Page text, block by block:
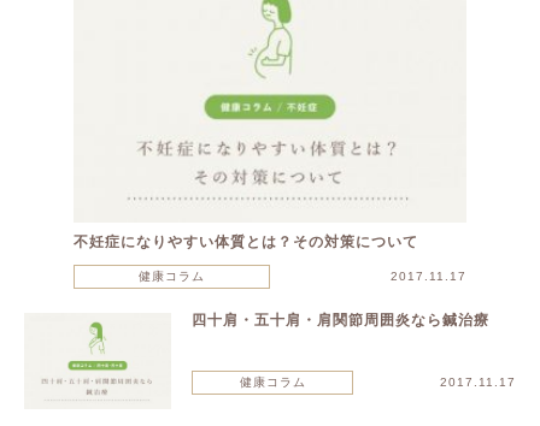
不妊症になりやすい体質とは？その対策について
健康コラム 2017.11.17
四十肩・五十肩・肩関節周囲炎なら鍼治療
健康コラム 2017.11.17